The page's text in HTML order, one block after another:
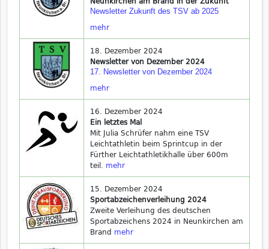
Newsletter Zukunft des TSV ab 2025
mehr
18. Dezember 2024
Newsletter von Dezember 2024
17. Newsletter von Dezember 2024
mehr
16. Dezember 2024
Ein letztes Mal
Mit Julia Schrüfer nahm eine TSV
Leichtathletin beim Sprintcup in der
Fürther Leichtathletikhalle über 600m
teil. mehr
15. Dezember 2024
Sportabzeichenverleihung 2024
Zweite Verleihung des deutschen
Sportabzeichens 2024 in Neunkirchen am
Brand mehr